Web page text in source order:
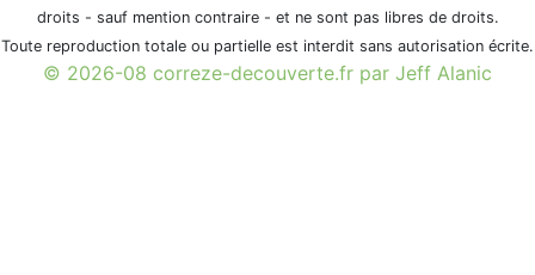
droits - sauf mention contraire - et ne sont pas libres de droits.
Toute reproduction totale ou partielle est interdit sans autorisation écrite.
© 2026-08 correze-decouverte.fr par Jeff Alanic